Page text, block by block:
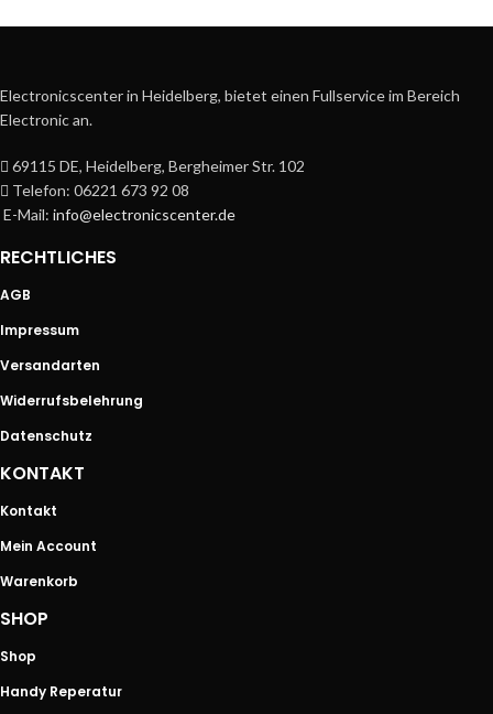
Electronicscenter in Heidelberg, bietet einen Fullservice im Bereich
Electronic an.
69115 DE, Heidelberg, Bergheimer Str. 102
Telefon: 06221 673 92 08
E-Mail:info@electronicscenter.de
RECHTLICHES
AGB
Impressum
Versandarten
Widerrufsbelehrung
Datenschutz
KONTAKT
Kontakt
Mein Account
Warenkorb
SHOP
Shop
Handy Reperatur